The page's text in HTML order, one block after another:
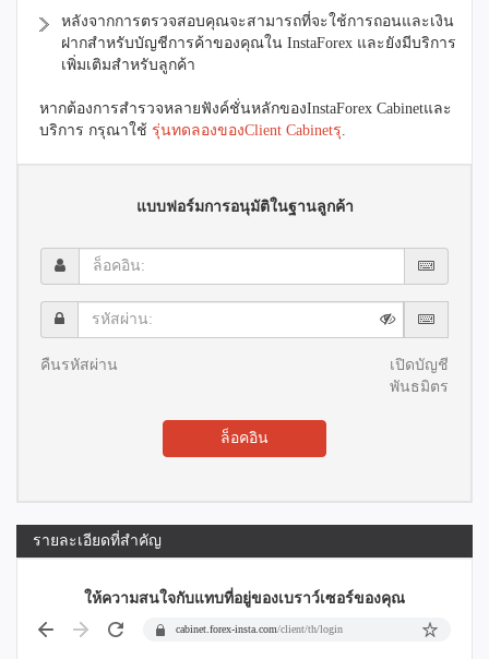
หลังจากการตรวจสอบคุณจะสามารถที่จะใช้การถอนและเงิน
ฝากสำหรับบัญชีการค้าของคุณใน InstaForex และยังมีบริการ
เพิ่มเติมสำหรับลูกค้า
หากต้องการสำรวจหลายฟังค์ชั่นหลักของInstaForex Cabinetและ
บริการ กรุณาใช้ รุ่นทดลองของClient Cabinetรุ.
แบบฟอร์มการอนุมัติในฐานลูกค้า
ล็อค
อิน:
รหัส
ผ่าน:
คืนรหัสผ่าน
เปิดบัญชี
พันธมิตร
ล็อคอิน
รายละเอียดที่สำคัญ
ให้ความสนใจกับแทบที่อยู่ของเบราว์เซอร์ของคุณ
cabinet.forex-insta.com/client/th/login